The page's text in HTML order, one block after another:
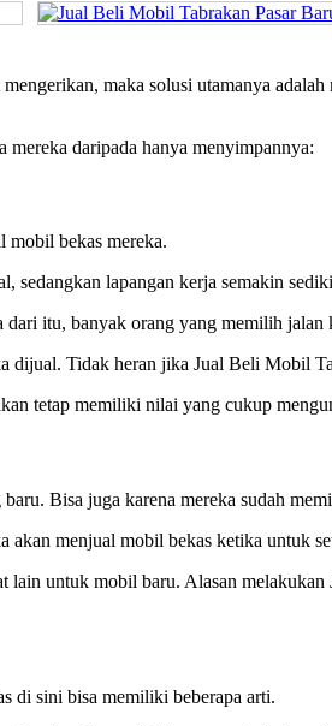
maka solusi utamanya
daripada hanya menyimpannya:
mobil bekas mereka.
sedangkan lapangan kerja semakin
itu, banyak orang yang memilih jalan
Tidak heran jika Jual Beli Mobil
tetap memiliki nilai yang cukup
Bisa juga karena mereka sudah
menjual mobil bekas ketika untuk
untuk mobil baru. Alasan
di sini bisa memiliki beberapa arti.